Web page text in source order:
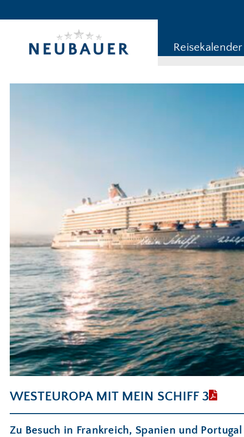
Reisekalender
Reiseziel/Stichwort
WESTEUROPA MIT MEIN SCHIFF 3
Zu Besuch in Frankreich, Spanien und Portugal